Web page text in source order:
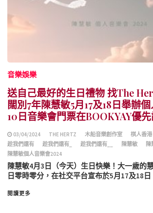
音樂娛樂
送自己最好的生日禮物 找The
闊別7年陳慧敏5月17及18日舉辦
10日音樂會門票在BOOKYAY優
03/04/2024 THE HERTZ 木船音樂創作室 棋人香港
趁我們還有
趁我們還有_ 趁我們還有__ 陳慧敏
陳
陳慧敏個人音樂會2024
陳慧敏4月3日（今天）生日快樂！大一歲的
日零時零分，在社交平台宣布於5月17及18
閱讀更多